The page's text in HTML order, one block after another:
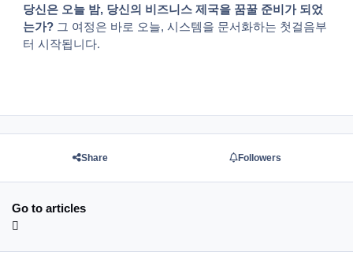
당신은 오늘 밤, 당신의 비즈니스 제국을 꿈꿀 준비가 되었
는가? 그 여정은 바로 오늘, 시스템을 문서화하는 첫걸음부
터 시작됩니다.
Share Followers
Go to articles